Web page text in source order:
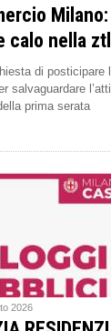
calo nella
di posticipare
salvaguardare
prima serata
2026